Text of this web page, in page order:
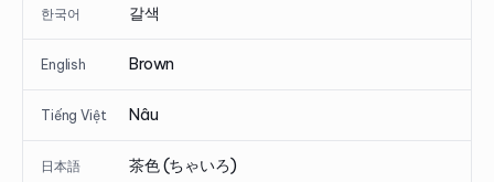
한국어 갈색
English Brown
Tiếng Việt Nâu
日本語 茶色 (ちゃいろ)